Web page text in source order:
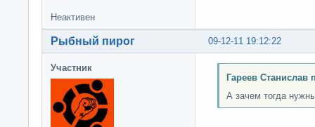
Неактивен
09-12-11 19:12:22
Рыбный пирог
Участник
Гареев Станислав
А зачем тогда